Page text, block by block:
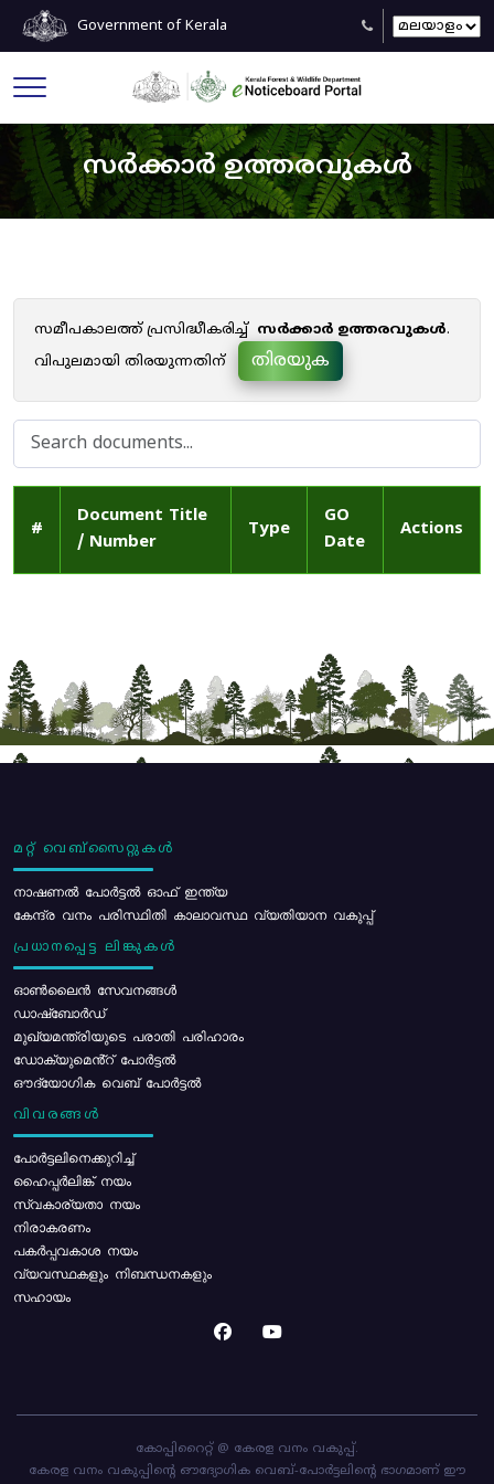
Government of Kerala
സർക്കാർ ഉത്തരവുകൾ
സമീപകാലത്ത് പ്രസിദ്ധീകരിച്ച് സർക്കാർ ഉത്തരവുകൾ.
വിപുലമായി തിരയുന്നതിന്
തിരയുക
#
Document Title
/ Number
Type
GO
Date
Actions
മറ്റ് വെബ്സൈറ്റുകൾ
നാഷണൽ പോർട്ടൽ ഓഫ് ഇന്ത്യ
കേന്ദ്ര വനം പരിസ്ഥിതി കാലാവസ്ഥ വ്യതിയാന വകുപ്പ്
പ്രധാനപ്പെട്ട ലിങ്കുകൾ
ഓൺലൈൻ സേവനങ്ങൾ
ഡാഷ്ബോർഡ്
മുഖ്യമന്ത്രിയുടെ പരാതി പരിഹാരം
ഡോക്യുമെൻ്റ് പോർട്ടൽ
ഔദ്യോഗിക വെബ് പോർട്ടൽ
വിവരങ്ങൾ
പോര്‍ട്ടലിനെക്കുറിച്ച്
ഹൈപ്പർലിങ്ക് നയം
സ്വകാര്യതാ നയം
നിരാകരണം
പകർപ്പവകാശ നയം
വ്യവസ്ഥകളും നിബന്ധനകളും
സഹായം
കോപ്പിറൈറ്റ് @ കേരള വനം വകുപ്പ്.
കേരള വനം വകുപ്പിന്റെ ഔദ്യോഗിക വെബ്-പോർട്ടലിന്റെ ഭാഗമാണ് ഈ